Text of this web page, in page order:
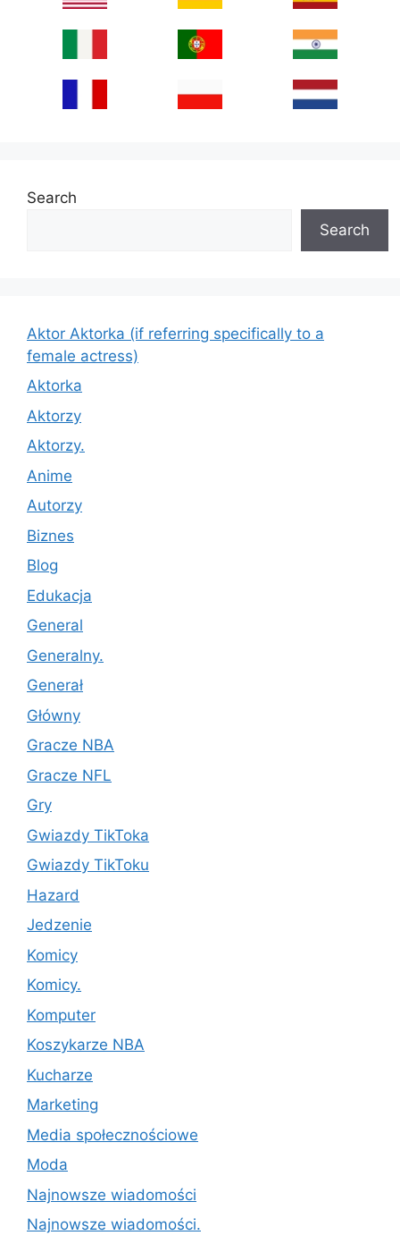
Search
Search
Aktor Aktorka (if referring specifically to a
female actress)
Aktorka
Aktorzy
Aktorzy.
Anime
Autorzy
Biznes
Blog
Edukacja
General
Generalny.
Generał
Główny
Gracze NBA
Gracze NFL
Gry
Gwiazdy TikToka
Gwiazdy TikToku
Hazard
Jedzenie
Komicy
Komicy.
Komputer
Koszykarze NBA
Kucharze
Marketing
Media społecznościowe
Moda
Najnowsze wiadomości
Najnowsze wiadomości.